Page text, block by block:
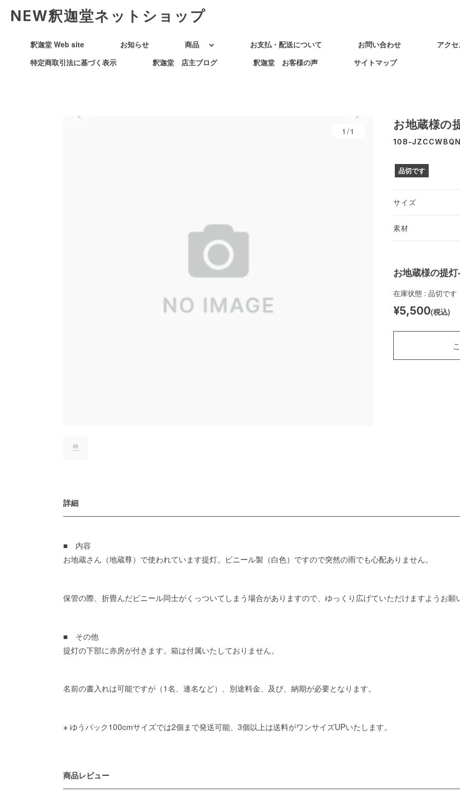
NEW釈迦堂ネットショップ
釈迦堂 Web site お知らせ 商品 お支払・配送について お問い合わせ アク
特定商取引法に基づく表示
釈迦堂 店主ブログ 釈迦堂 お客様の声 サイトマップ
1/1 お地蔵様の
108-
品切です
サイズ
素材
お地蔵様の提
在庫状態 : 品切です
¥5,500(税込)
詳細
■ 内容
お地蔵さん（地蔵尊）で使われています提灯。ビニール製（白色）ですので突然の雨でも心配ありません。
保管の際、折畳んだビニール同士がくっついてしまう場合がありますので、ゆっくり広げていただけますようお願
■ その他
提灯の下部に赤房が付きます。箱は付属いたしておりません。
名前の書入れは可能ですが（1名、連名など）、別途料金、及び、納期が必要となります。
※ ゆうパック100cmサイズでは2個まで発送可能、3個以上は送料がワンサイズUPいたします。
商品レビュー